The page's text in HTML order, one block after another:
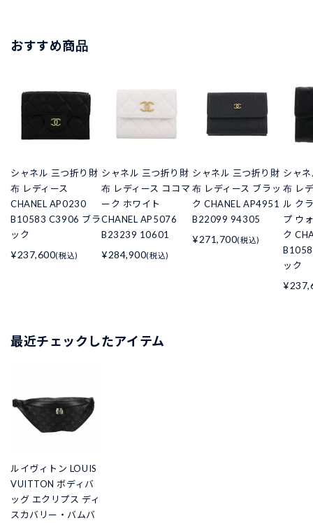
おすすめ商品
シャネル 三つ折り財
布 レディース
CHANEL AP0230
B10583 C3906 ブラ
ック
¥237,600(税込)
シャネル 三つ折り財
布 レディース ココマ
ーク ホワイト
CHANEL AP5076
B23239 10601
¥284,900(税込)
シャネル 三つ折り財
布 レディース ブラッ
ク CHANEL AP4951
B22099 94305
¥271,700(税込)
シャ
布 レ
ル ク
プ ウ
ク
ック
最近チェックしたアイテム
ルイヴィトン LOUIS
VUITTON ボディバ
ッグ エクリプス ディ
スカバリー・バムバ